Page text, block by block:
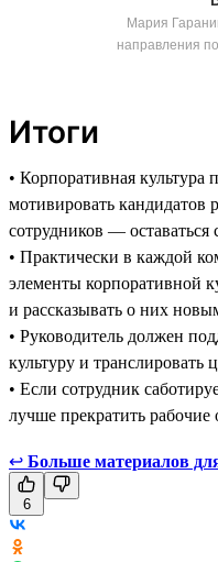
Мария
направления
Итоги
• Корпоративная культура
мотивировать кандидатов
сотрудников — оставаться
• Практически в каждой
элементы корпоративной
и рассказывать о них
• Руководитель должен
культуру и транслировать
• Если сотрудник
лучше прекратить рабочие
↩ Больше материалов
6